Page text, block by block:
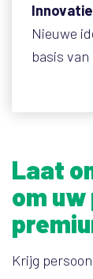
Nieuwe
basis
Laat
om
Krijg